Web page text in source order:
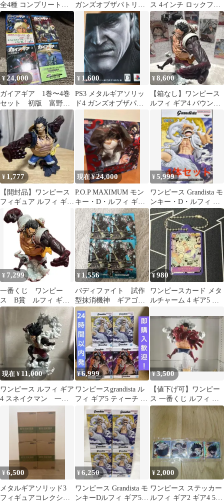
全4種 コンプリートセ
ット
ガンズオブザパトリオ
ット アクリルスタン
ド ヴァンプ
ス 4インチ ロックフィ
ッシュ シンカー セット
¥24,000
ガイアギア 1巻〜4巻
セット 初版 富野由
悠季
¥ 1,600
PS3 メタルギアソリッ
ド4 ガンズオブザパト
ディション
¥8,600
【箱なし】ワンピース
ルフィ ギア4 バウンド
マン フィギュア B賞
¥ 1,777
【開封品】ワンピース
フィギュア ルフィ ギア
4 バウンドマン
現在 ¥24,000
P.O.P MAXIMUM モン
キー・D・ルフィ ギア
4「弾む男」Ver.2
¥5,999
ワンピース Grandista モ
ンキー・D・ルフィ ギ
ア5 4体セット
¥ 7,299
一番くじ ワンピー
ス B賞 ルフィ ギア4
フィギュア
¥ 1,556
バディファイト 試作
型抹消機神 ギアゴッ
ド ver.088 バディレア
4枚
¥980
ワンピースカード メタ
ルチャーム 4 ギア5 ニ
現在 ¥ 11,000
ワンピース ルフィ ギア
4 スネイクマン 一番
¥6,999
ワンピースgrandista ル
フィ ギア5 ティーチ フ
ィギュア 4体
¥3,500
【値下げ可】ワンピー
ス 一番くじ ルフィ ギ
ア4 バウンドマン
¥6,500
メタルギアソリッド3
フィギュアコレクショ
¥6,250
ワンピース Grandista モ
ンキーDルフィ ギア5
¥2,000
ワンピース ステッカー
ルフィ ギア2 ギア4 5枚